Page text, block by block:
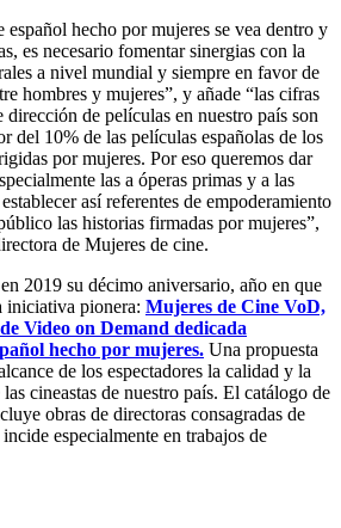
español hecho por mujeres se vea dentro y
es necesario fomentar sinergias con la
a nivel mundial y siempre en favor de
hombres y mujeres”, y añade “las cifras
dirección de películas en nuestro país son
del 10% de las películas españolas de los
por mujeres. Por eso queremos dar
las a óperas primas y a las
así referentes de empoderamiento
las historias firmadas por mujeres”,
de Mujeres de cine.
2019 su décimo aniversario, año en que
iniciativa pionera: Mujeres de Cine VoD,
Video on Demand dedicada
hecho por mujeres. Una propuesta
de los espectadores la calidad y la
cineastas de nuestro país. El catálogo de
obras de directoras consagradas de
especialmente en trabajos de